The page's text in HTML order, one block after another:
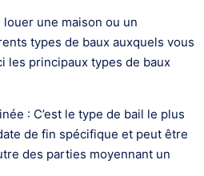
une maison ou un
types de baux auxquels vous
les principaux types de baux
: C’est le type de bail le plus
de fin spécifique et peut être
des parties moyennant un